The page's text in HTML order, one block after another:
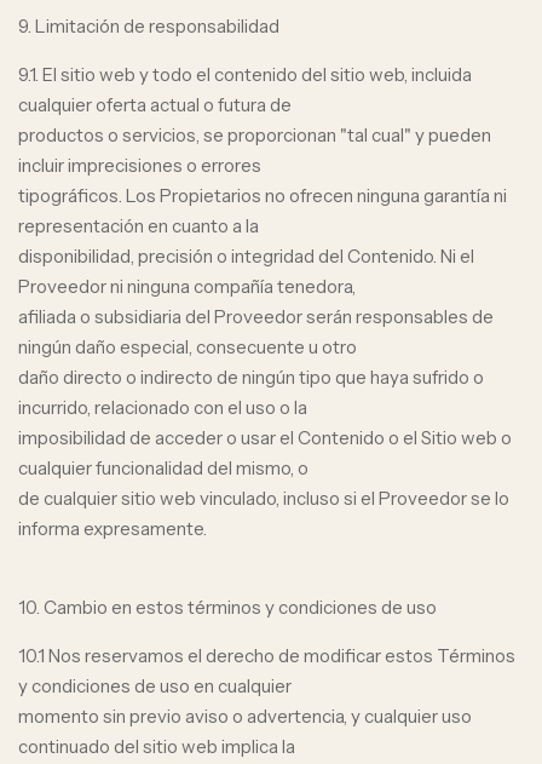
9. Limitación de responsabilidad
9.1. El sitio web y todo el contenido del sitio web, incluida
cualquier oferta actual o futura de
productos o servicios, se proporcionan "tal cual" y pueden
incluir imprecisiones o errores
tipográficos. Los Propietarios no ofrecen ninguna garantía ni
representación en cuanto a la
disponibilidad, precisión o integridad del Contenido. Ni el
Proveedor ni ninguna compañía tenedora,
afiliada o subsidiaria del Proveedor serán responsables de
ningún daño especial, consecuente u otro
daño directo o indirecto de ningún tipo que haya sufrido o
incurrido, relacionado con el uso o la
imposibilidad de acceder o usar el Contenido o el Sitio web o
cualquier funcionalidad del mismo, o
de cualquier sitio web vinculado, incluso si el Proveedor se lo
informa expresamente.
10. Cambio en estos términos y condiciones de uso
10.1 Nos reservamos el derecho de modificar estos Términos
y condiciones de uso en cualquier
momento sin previo aviso o advertencia, y cualquier uso
continuado del sitio web implica la